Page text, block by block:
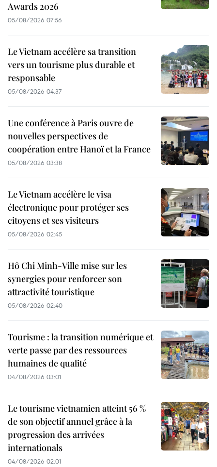
Awards 2026
05/08/2026 07:56
Le Vietnam accélère sa transition
vers un tourisme plus durable et
responsable
05/08/2026 04:37
Une conférence à Paris ouvre de
nouvelles perspectives de
coopération entre Hanoï et la France
05/08/2026 03:38
Le Vietnam accélère le visa
électronique pour protéger ses
citoyens et ses visiteurs
05/08/2026 02:45
Hô Chi Minh-Ville mise sur les
synergies pour renforcer son
attractivité touristique
05/08/2026 02:40
Tourisme : la transition numérique et
verte passe par des ressources
humaines de qualité
04/08/2026 03:01
Le tourisme vietnamien atteint 56 %
de son objectif annuel grâce à la
progression des arrivées
internationals
04/08/2026 02:01